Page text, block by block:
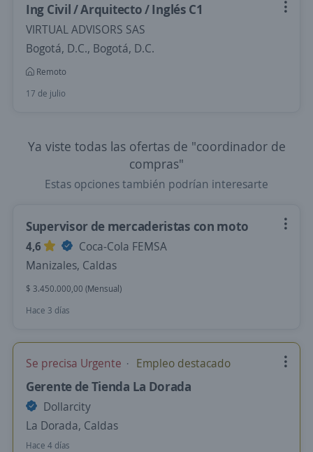
Ing Civil / Arquitecto / Inglés C1
VIRTUAL ADVISORS SAS
Bogotá, D.C., Bogotá, D.C.
Remoto
17 de julio
Ya viste todas las ofertas de "coordinador de
compras"
Estas opciones también podrían interesarte
Supervisor de mercaderistas con moto
4,6
Coca-Cola FEMSA
Manizales, Caldas
$ 3.450.000,00 (Mensual)
Hace 3 días
Se precisa Urgente Empleo destacado
Gerente de Tienda La Dorada
Dollarcity
La Dorada, Caldas
Hace 4 días